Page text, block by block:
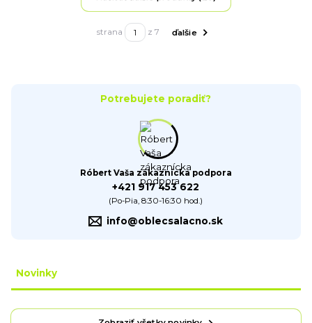
strana z 7 ďalšie
Potrebujete poradiť?
Róbert Vaša zákaznícka podpora
+421 917 453 622
(Po-Pia, 8:30-16:30 hod.)
info@oblecsalacno.sk
Novinky